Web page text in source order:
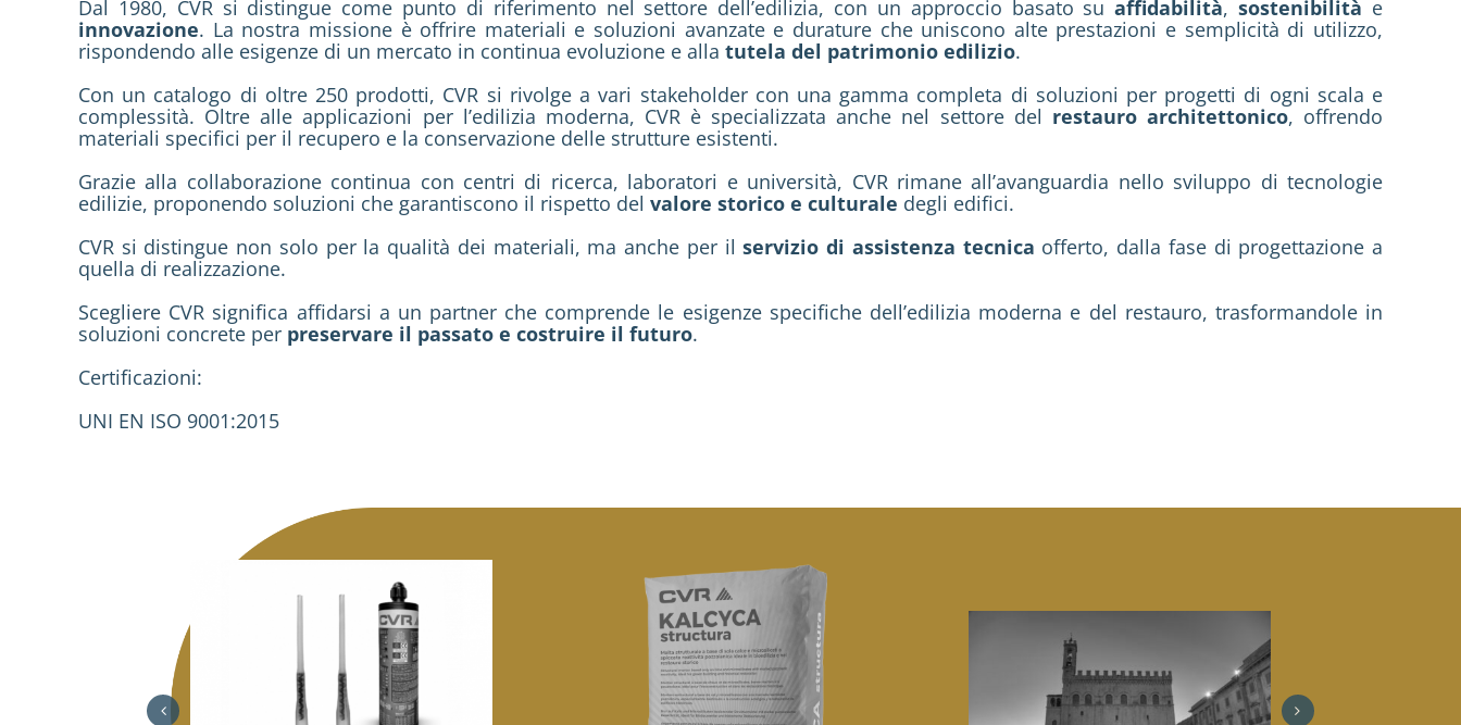
Dal 1980, CVR si distingue come punto di riferimento nel settore dell’edilizia, con un approccio basato suaffidabilità,sostenibilità e
innovazione. La nostra missione è offrire materiali e soluzioni avanzate e durature che uniscono alte prestazioni e semplicità di utilizzo,
rispondendo alle esigenze di un mercato in continua evoluzione e alla tutela del patrimonio edilizio.
Con un catalogo di oltre 250 prodotti, CVR si rivolge a vari stakeholder con una gamma completa di soluzioni per progetti di ogni scala e
complessità. Oltre alle applicazioni per l’edilizia moderna, CVR è specializzata anche nel settore del restauro architettonico, offrendo
materiali specifici per il recupero e la conservazione delle strutture esistenti.
Grazie alla collaborazione continua con centri di ricerca, laboratori e università, CVR rimane all’avanguardia nello sviluppo di tecnologie
edilizie, proponendo soluzioni che garantiscono il rispetto del valore storico e culturale degli edifici.
CVR si distingue non solo per la qualità dei materiali, ma anche per ilservizio di assistenza tecnica offerto, dalla fase di progettazione a
quella di realizzazione.
Scegliere CVR significa affidarsi a un partner che comprende le esigenze specifiche dell’edilizia moderna e del restauro, trasformandole in
soluzioni concrete per preservare il passato e costruire il futuro.
Certificazioni:
UNI EN ISO 9001:2015